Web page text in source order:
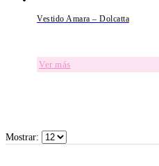
Vestido Amara – Dolcatta
Ver más
Mostrar: